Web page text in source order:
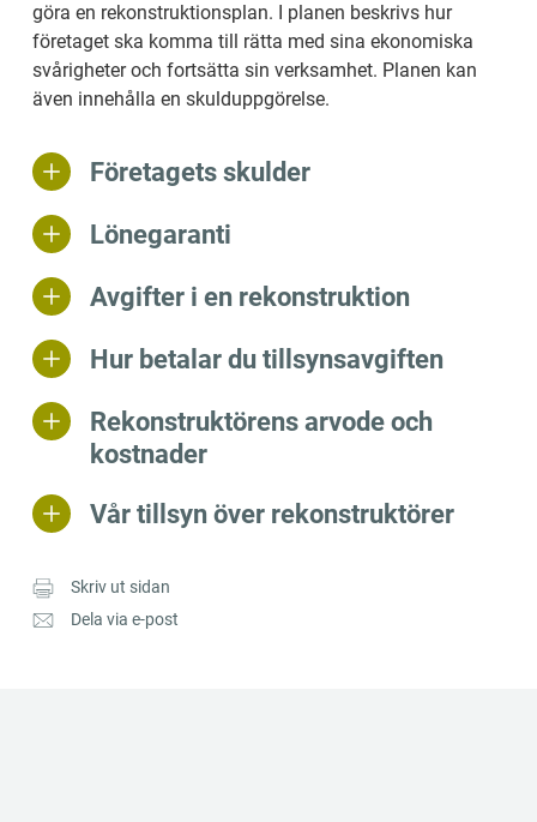
göra en rekonstruktionsplan. I planen beskrivs hur
företaget ska komma till rätta med sina ekonomiska
svårigheter och fortsätta sin verksamhet. Planen kan
även innehålla en skulduppgörelse.
Företagets skulder
Lönegaranti
Avgifter i en rekonstruktion
Hur betalar du tillsynsavgiften
Rekonstruktörens arvode och
kostnader
Vår tillsyn över rekonstruktörer
Skriv ut sidan
Dela via e-post